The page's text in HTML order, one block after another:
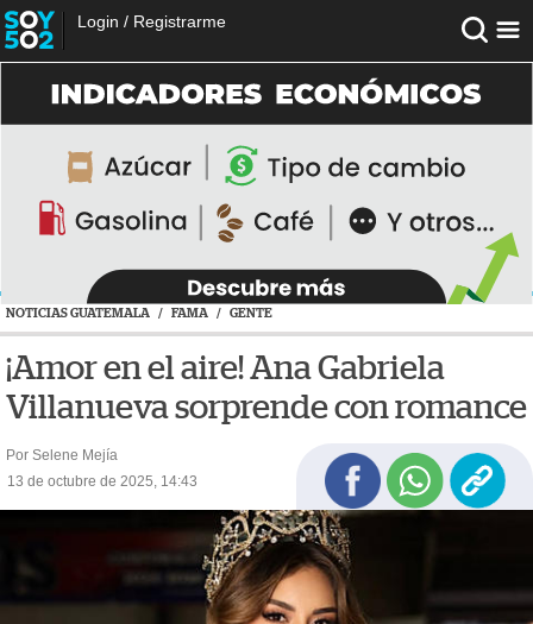
Login / Registrarme
NOTICIAS GUATEMALA / FAMA / GENTE
¡Amor en el aire! Ana Gabriela
Villanueva sorprende con romance
Por Selene Mejía
13 de octubre de 2025, 14:43